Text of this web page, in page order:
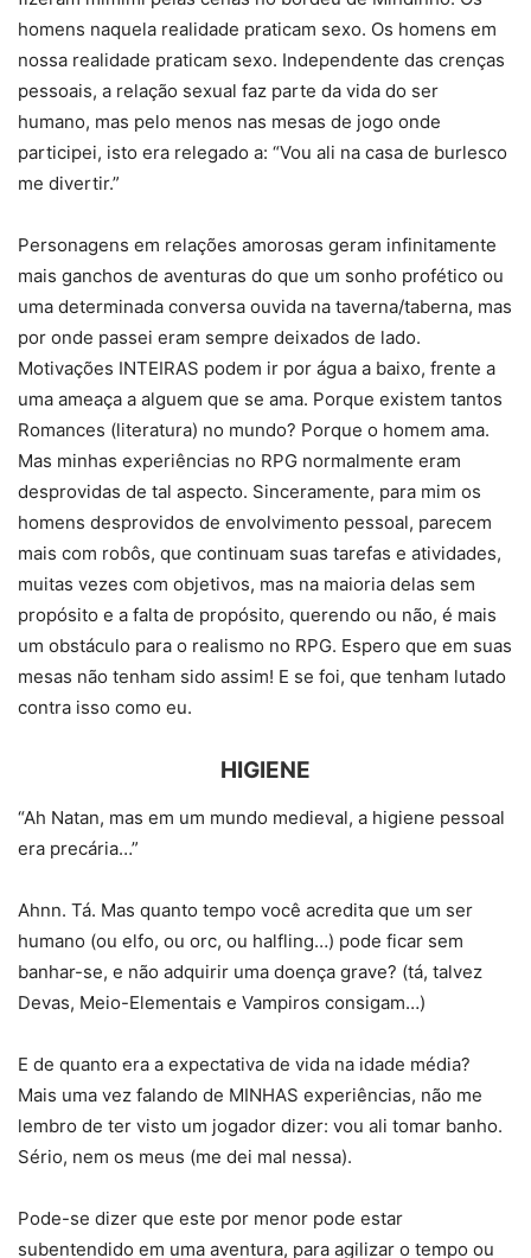
homens naquela realidade praticam sexo. Os homens em
nossa realidade praticam sexo. Independente das crenças
pessoais, a relação sexual faz parte da vida do ser
humano, mas pelo menos nas mesas de jogo onde
participei, isto era relegado a: “Vou ali na casa de burlesco
me divertir.”
Personagens em relações amorosas geram infinitamente
mais ganchos de aventuras do que um sonho profético ou
uma determinada conversa ouvida na taverna/taberna, mas
por onde passei eram sempre deixados de lado.
Motivações INTEIRAS podem ir por água a baixo, frente a
uma ameaça a alguem que se ama. Porque existem tantos
Romances (literatura) no mundo? Porque o homem ama.
Mas minhas experiências no RPG normalmente eram
desprovidas de tal aspecto. Sinceramente, para mim os
homens desprovidos de envolvimento pessoal, parecem
mais com robôs, que continuam suas tarefas e atividades,
muitas vezes com objetivos, mas na maioria delas sem
propósito e a falta de propósito, querendo ou não, é mais
um obstáculo para o realismo no RPG. Espero que em suas
mesas não tenham sido assim! E se foi, que tenham lutado
contra isso como eu.
HIGIENE
“Ah Natan, mas em um mundo medieval, a higiene pessoal
era precária…”
Ahnn. Tá. Mas quanto tempo você acredita que um ser
humano (ou elfo, ou orc, ou halfling…) pode ficar sem
banhar-se, e não adquirir uma doença grave? (tá, talvez
Devas, Meio-Elementais e Vampiros consigam…)
E de quanto era a expectativa de vida na idade média?
Mais uma vez falando de MINHAS experiências, não me
lembro de ter visto um jogador dizer: vou ali tomar banho.
Sério, nem os meus (me dei mal nessa).
Pode-se dizer que este por menor pode estar
subentendido em uma aventura, para agilizar o tempo ou